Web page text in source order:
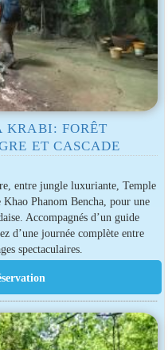
KRABI: FORÊT
ET CASCADE
entre jungle luxuriante, Temple
Phanom Bencha, pour une
Accompagnés d’un guide
d’une journée complète entre
spectaculaires.